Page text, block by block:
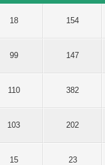
18 154
99 147
110 382
103 202
15 23